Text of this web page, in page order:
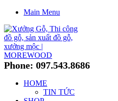
Main Menu
Phone: 097.543.8686
HOME
TIN TỨC